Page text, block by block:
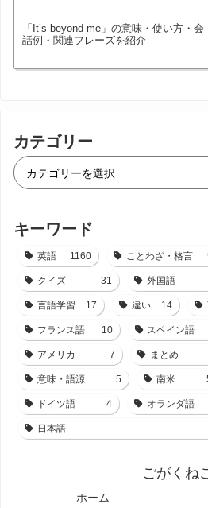
「It’s beyond me」の意味・使い方・会
話例・関連フレーズを紹介
カテゴリー
キーワード
英語 1160 ことわざ・格言
クイズ 31 外国語
言語学習 17 違い 14
フランス語 10 スペイン語
アメリカ 7 まとめ
意味・語源 5 南米
ドイツ語 4 オランダ語
日本語
ごがくね
ホーム